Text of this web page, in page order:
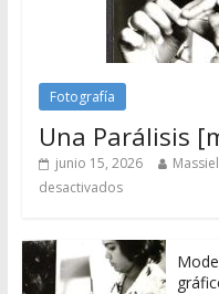
Fotografía
Una Parálisis
junio 15, 2026
desactivados